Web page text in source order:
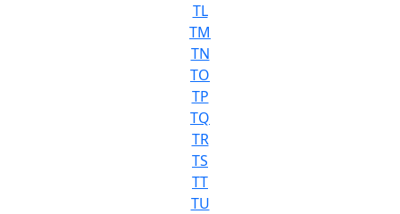
TL
TM
TN
TO
TP
TQ
TR
TS
TT
TU